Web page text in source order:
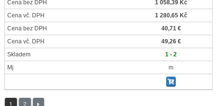
Cena bez DPH
1 058,39 Kč
Cena vč. DPH
1 280,65 Kč
Cena bez DPH
40,71 €
Cena vč. DPH
49,26 €
Skladem
1 - 2
Mj
m
1 2